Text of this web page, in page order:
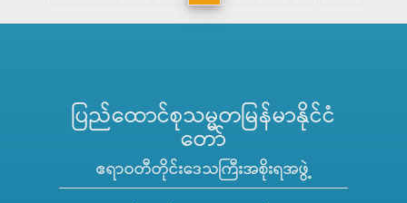
ပြည်ထောင်စုသမ္မတမြန်မာနိုင်ငံ
တော်
ဧရာဝတီတိုင်းဒေသကြီးအစိုးရအဖွဲ့